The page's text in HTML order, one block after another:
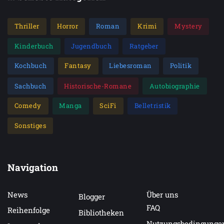
Thriller Horror Roman Krimi Mystery
Kinderbuch Jugendbuch Ratgeber
Kochbuch Fantasy Liebesroman Politik
Sachbuch Historische-Romane Autobiographie
Comedy Manga SciFi Belletristik
Sonstiges
Navigation
News
Reihenfolge
Blogger
Bibliotheken
Über uns
FAQ